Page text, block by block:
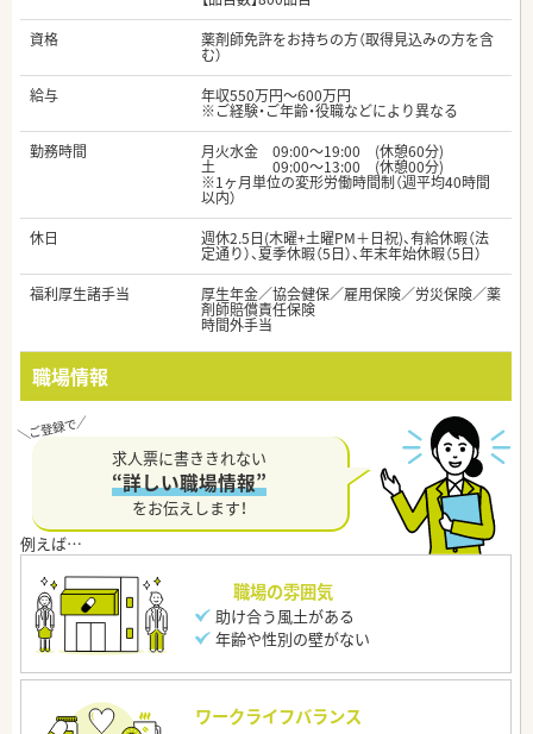
資格
薬剤師免許をお持ちの方（取得見込みの方を含
む）
給与
年収550万円～600万円
※ご経験・ご年齢・役職などにより異なる
勤務時間
月火水金 09:00～19:00 (休憩60分)
土 09:00～13:00 (休憩00分)
※1ヶ月単位の変形労働時間制（週平均40時間
以内）
休日
週休2.5日(木曜+土曜PM＋日祝)、有給休暇（法
定通り）、夏季休暇（5日）、年末年始休暇（5日）
福利厚生諸手当
厚生年金／協会健保／雇用保険／労災保険／薬
剤師賠償責任保険
時間外手当
職場情報
求人票に書ききれない
“詳しい職場情報”
をお伝えします！
職場の雰囲気
助け合う風土がある
年齢や性別の壁がない
ワークライフバランス